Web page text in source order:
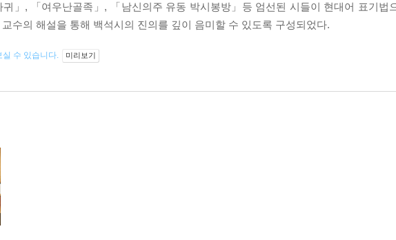
귀」, 「여우난골족」, 「남신의주 유동 박시봉방」등 엄선된 시들이 현대어 표기법
수의 해설을 통해 백석시의 진의를 깊이 음미할 수 있도록 구성되었다.
실 수 있습니다. 미리보기